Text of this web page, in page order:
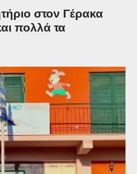
στον Γέρακα
πολλά τα